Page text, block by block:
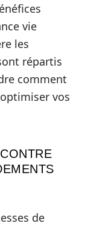
vie
les
répartis
comment
vos
de